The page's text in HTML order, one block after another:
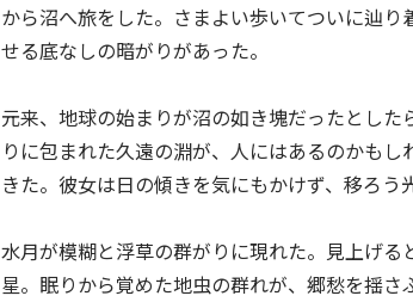
から沼へ旅をした。さまよい歩いてついに辿
せる底なしの暗がりがあった。
元来、地球の始まりが沼の如き塊だったとし
りに包まれた久遠の淵が、人にはあるのかもし
きた。彼女は日の傾きを気にもかけず、移ろう
水月が模糊と浮草の群がりに現れた。見上げ
星。眠りから覚めた地虫の群れが、郷愁を揺